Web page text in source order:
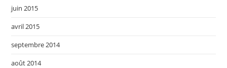
juin 2015
avril 2015
septembre 2014
août 2014